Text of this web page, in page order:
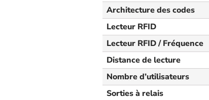
Architecture des codes
Lecteur RFID
Lecteur RFID / Fréquence
Distance de lecture
Nombre d’utilisateurs
Sorties à relais